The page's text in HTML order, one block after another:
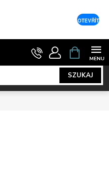
SZUKAJ
KOSZYK
OTEVŘÍT